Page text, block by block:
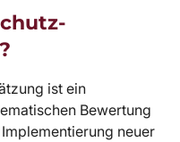
ist ein
Bewertung
neuer